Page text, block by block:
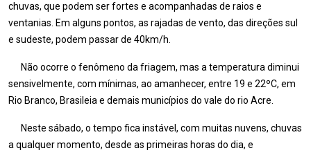
chuvas, que podem ser fortes e acompanhadas de raios e
ventanias. Em alguns pontos, as rajadas de vento, das direções sul
e sudeste, podem passar de 40km/h.
Não ocorre o fenômeno da friagem, mas a temperatura diminui
sensivelmente, com mínimas, ao amanhecer, entre 19 e 22ºC, em
Rio Branco, Brasileia e demais municípios do vale do rio Acre.
Neste sábado, o tempo fica instável, com muitas nuvens, chuvas
a qualquer momento, desde as primeiras horas do dia, e